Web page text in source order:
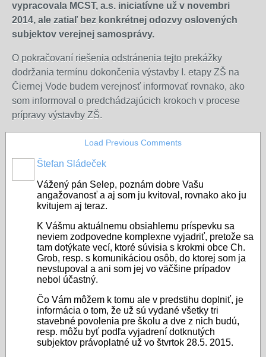
vypracovala MCST, a.s. iniciatívne už v novembri
2014, ale zatiaľ bez konkrétnej odozvy oslovených
subjektov verejnej samosprávy.
O pokračovaní riešenia odstránenia tejto prekážky
dodržania termínu dokončenia výstavby I. etapy ZŠ na
Čiernej Vode budem verejnosť informovať rovnako, ako
som informoval o predchádzajúcich krokoch v procese
prípravy výstavby ZŠ.
Load Previous Comments
Štefan Sládeček
Vážený pán Selep, poznám dobre Vašu
angažovanosť a aj som ju kvitoval, rovnako ako ju
kvitujem aj teraz.
K Vášmu aktuálnemu obsiahlemu príspevku sa
neviem zodpovedne komplexne vyjadriť, pretože sa
tam dotýkate vecí, ktoré súvisia s krokmi obce Ch.
Grob, resp. s komunikáciou osôb, do ktorej som ja
nevstupoval a ani som jej vo väčšine prípadov
nebol účastný.
Čo Vám môžem k tomu ale v predstihu doplniť, je
informácia o tom, že už sú vydané všetky tri
stavebné povolenia pre školu a dve z nich budú,
resp. môžu byť podľa vyjadrení dotknutých
subjektov právoplatné už vo štvrtok 28.5. 2015.